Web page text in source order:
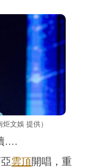
文娛 提供）
….
雲頂開唱，重